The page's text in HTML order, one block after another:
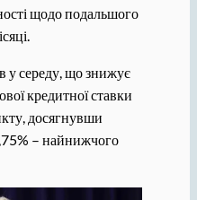
щодо подальшого
у середу, що знижує
кредитної ставки
досягнувши
– найнижчого